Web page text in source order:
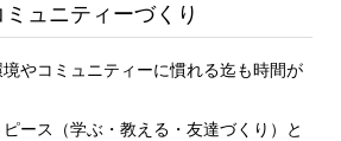
ュニティーづくり
やコミュニティーに慣れる迄も時間が
ース（学ぶ・教える・友達づくり）と